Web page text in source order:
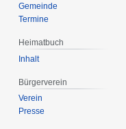
Gemeinde
Termine
Heimatbuch
Inhalt
Bürgerverein
Verein
Presse